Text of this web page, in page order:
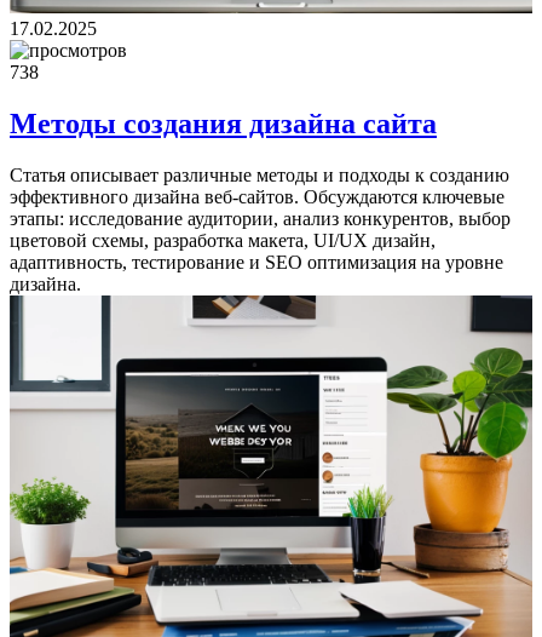
17.02.2025
738
Методы создания дизайна сайта
Статья описывает различные методы и подходы к созданию
эффективного дизайна веб-сайтов. Обсуждаются ключевые
этапы: исследование аудитории, анализ конкурентов, выбор
цветовой схемы, разработка макета, UI/UX дизайн,
адаптивность, тестирование и SEO оптимизация на уровне
дизайна.